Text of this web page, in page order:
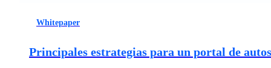
Whitepaper
Principales estrategias para un portal de